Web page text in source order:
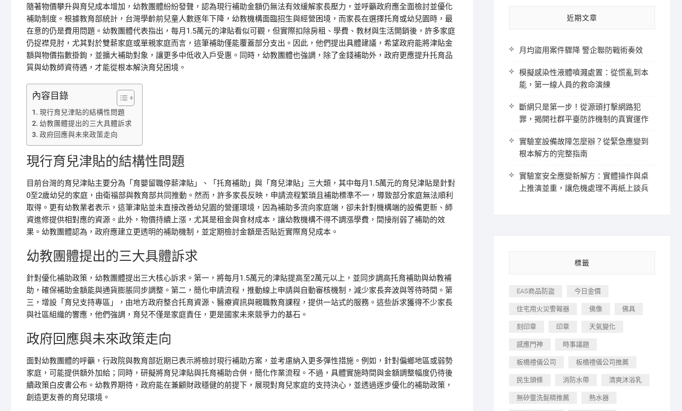
隨著物價攀升與育兒成本增加，幼教團體紛紛發聲，認為現行補助金額仍無法有效緩解家長壓力，並呼籲政府應全面檢討並優化
補助制度。根據教育部統計，台灣學齡前兒童人數逐年下降，幼教機構面臨招生與經營困境，而家長在選擇托育或幼兒園時，最
在意的仍是費用問題。幼教團體代表指出，每月1.5萬元的津貼看似可觀，但實際扣除房租、學費、教材與生活開銷後，許多家庭
仍捉襟見肘，尤其對於雙薪家庭或單親家庭而言，這筆補助僅能覆蓋部分支出。因此，他們提出具體建議，希望政府能將津貼金
額與物價指數掛鉤，並擴大補助對象，讓更多中低收入戶受惠。同時，幼教團體也強調，除了金錢補助外，政府更應提升托育品
質與幼教師資待遇，才能從根本解決育兒困境。
內容目錄
現行育兒津貼的結構性問題
幼教團體提出的三大具體訴求
政府回應與未來政策走向
現行育兒津貼的結構性問題
目前台灣的育兒津貼主要分為「育嬰留職停薪津貼」、「托育補助」與「育兒津貼」三大類，其中每月1.5萬元的育兒津貼是針對
0至2歲幼兒的家庭，由衛福部與教育部共同推動。然而，許多家長反映，申請流程繁瑣且補助標準不一，導致部分家庭無法順利
取得。更有幼教業者表示，這筆津貼並未直接改善幼兒園的營運環境，因為補助多流向家庭端，卻未針對機構端的設備更新、師
資進修提供相對應的資源。此外，物價持續上漲，尤其是租金與食材成本，讓幼教機構不得不調漲學費，間接削弱了補助的效
果。幼教團體認為，政府應建立更透明的補助機制，並定期檢討金額是否貼近實際育兒成本。
幼教團體提出的三大具體訴求
針對優化補助政策，幼教團體提出三大核心訴求。第一，將每月1.5萬元的津貼提高至2萬元以上，並同步調高托育補助與幼教補
助，確保補助金額能與通貨膨脹同步調整。第二，簡化申請流程，推動線上申請與自動審核機制，減少家長奔波與等待時間。第
三，增設「育兒支持專區」，由地方政府整合托育資源、醫療資訊與親職教育課程，提供一站式的服務。這些訴求獲得不少家長
與社區組織的響應，他們強調，育兒不僅是家庭責任，更是國家未來競爭力的基石。
政府回應與未來政策走向
面對幼教團體的呼籲，行政院與教育部近期已表示將檢討現行補助方案，並考慮納入更多彈性措施。例如，針對偏鄉地區或弱勢
家庭，可能提供額外加給；同時，研擬將育兒津貼與托育補助合併，簡化作業流程。不過，具體實施時間與金額調整幅度仍待後
續政策白皮書公布。幼教界期待，政府能在兼顧財政穩健的前提下，展現對育兒家庭的支持決心，並透過逐步優化的補助政策，
創造更友善的育兒環境。
近期文章
月均盜用案件驟降 警企聯防戰術奏效
模擬感染性液體噴濺處置：從慌亂到本
能，第一線人員的救命演練
斷網只是第一步！從源頭打擊網路犯
罪，揭開社群平臺防詐機制的真實運作
實驗室設備故障怎麼辦？從緊急應變到
根本解方的完整指南
實驗室安全應變新解方：實體操作與桌
上推演並重，讓危機處理不再紙上談兵
標籤
EAS商品防盜 今日金價
住宅用火災警報器 佛像 佛具
刻印章 印章 天氣變化
感應門神 時事議題
板橋禮儀公司 板橋禮儀公司推薦
民生頭條 消防水帶 清爽沐浴乳
無矽靈洗髮精推薦 熱水器